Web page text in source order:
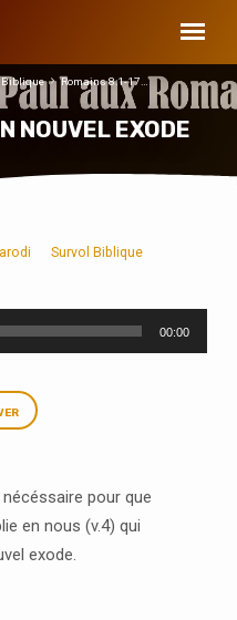
NOUVEL EXODE
Biblique Romains 8:1-17…
Survol Biblique
00:00
pour que
en nous (v.4) qui
exode.